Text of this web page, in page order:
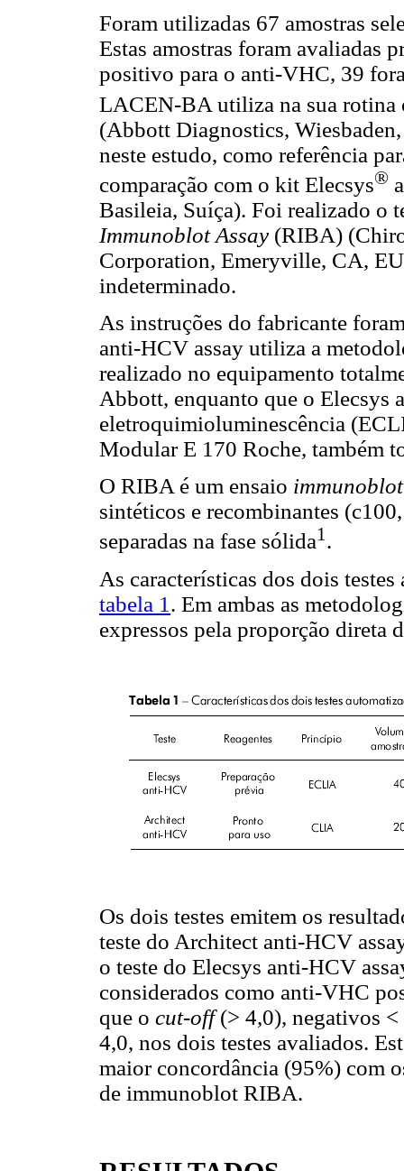
Foram utilizadas 67 amostras
Estas amostras foram avaliadas
positivo para o anti-VHC, 39
LACEN-BA utiliza na sua
(Abbott Diagnostics,
neste estudo, como referência
comparação com o kit Elecsys®
Basileia, Suíça). Foi realizado o
Immunoblot Assay (RIBA)
Corporation, Emeryville, CA,
indeterminado.
As instruções do fabricante
anti-HCV assay utiliza a
realizado no equipamento
Abbott, enquanto que o Elecsys
eletroquimioluminescência
Modular E 170 Roche, também
O RIBA é um ensaio
sintéticos e recombinantes
separadas na fase sólida1 .
As características dos dois
tabela 1 . Em ambas as
expressos pela proporção direta
Os dois testes emitem os
teste do Architect anti-HCV
o teste do Elecsys anti-HCV
considerados como anti-VHC
que o cut-off(> 4,0), negativos <
4,0, nos dois testes avaliados.
maior concordância (95%) com
de immunoblot RIBA.